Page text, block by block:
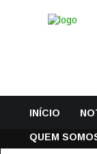
INÍCIO
QUEM